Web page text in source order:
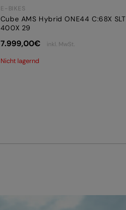
E-BIKES
Cube AMS Hybrid ONE44 C:68X SLT
400X 29
7.999,00€ inkl. MwSt.
Nicht lagernd